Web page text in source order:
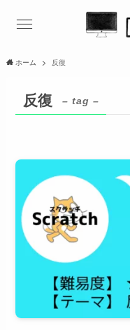
ホーム 反復
反復 – tag –